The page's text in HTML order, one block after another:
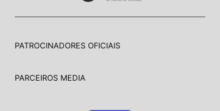
PATROCINADORES OFICIAIS
PARCEIROS MEDIA